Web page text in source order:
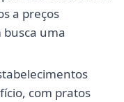
a preços
busca uma
com pratos